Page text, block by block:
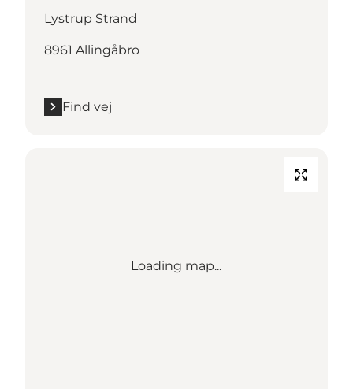
Lystrup Strand
8961 Allingåbro
Find vej
Loading map...